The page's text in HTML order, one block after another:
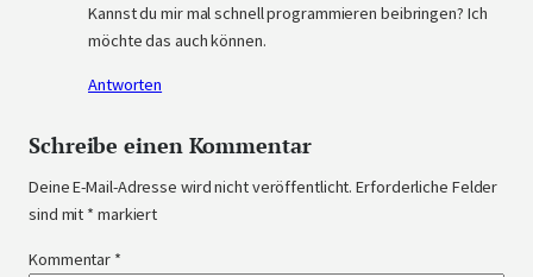
Kannst du mir mal schnell programmieren beibringen? Ich
möchte das auch können.
Antworten
Schreibe einen Kommentar
Deine E-Mail-Adresse wird nicht veröffentlicht. Erforderliche Felder
sind mit * markiert
Kommentar *